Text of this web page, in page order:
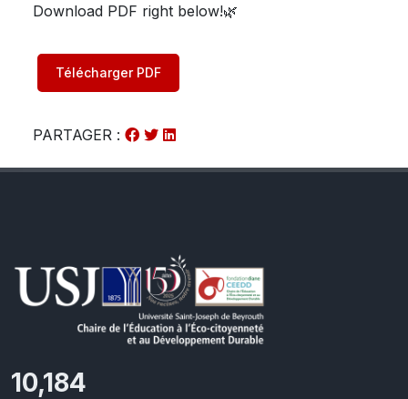
Download PDF right below!🌿
Télécharger PDF
PARTAGER :
11,110